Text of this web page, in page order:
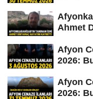
Ahmet
Afyon
2026:
Afyon
2026: